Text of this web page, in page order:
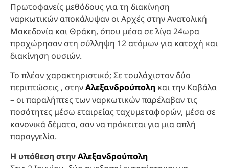
Πρωτοφανείς μεθόδους για τη διακίνηση
ναρκωτικών αποκάλυψαν οι Αρχές στην Ανατολική
Μακεδονία και Θράκη, όπου μέσα σε λίγα 24ωρα
προχώρησαν στη σύλληψη 12 ατόμων για κατοχή και
διακίνηση ουσιών.
Το πλέον χαρακτηριστικό; Σε τουλάχιστον δύο
περιπτώσεις , στηνΑλεξανδρούπολη και την Καβάλα
– οι παραλήπτες των ναρκωτικών παρέλαβαν τις
ποσότητες μέσω εταιρείας ταχυμεταφορών, μέσα σε
κανονικά δέματα, σαν να πρόκειται για μια απλή
παραγγελία.
Η υπόθεση στηνΑλεξανδρούπολη